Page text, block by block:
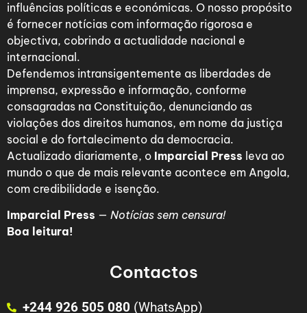
influências políticas e económicas. O nosso propósito
é fornecer notícias com informação rigorosa e
objectiva, cobrindo a actualidade nacional e
internacional.
Defendemos intransigentemente as liberdades de
imprensa, expressão e informação, conforme
consagradas na Constituição, denunciando as
violações dos direitos humanos, em nome da justiça
social e do fortalecimento da democracia.
Actualizado diariamente, o Imparcial Press leva ao
mundo o que de mais relevante acontece em Angola,
com credibilidade e isenção.
Imparcial Press — Notícias sem censura!
Boa leitura!
Contactos
+244 926 505 080 (WhatsApp)